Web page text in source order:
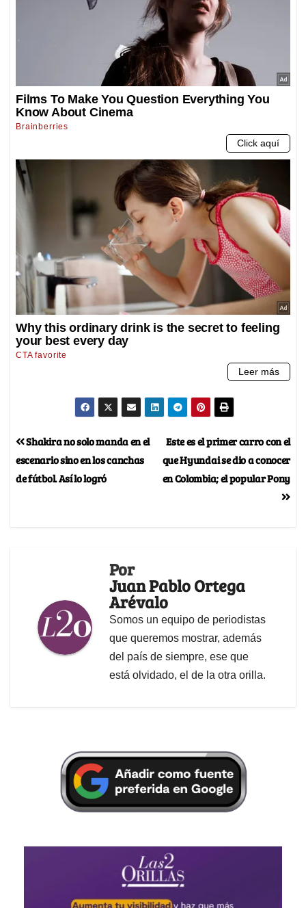
Este es el primer carro con el
que Hyundai se dio a conocer
en Colombia; el popular Pony
Shakira no solo manda en el
escenario sino en los canchas
de fútbol. Así lo logró
Por
Juan Pablo Ortega
Arévalo
Somos un equipo de periodistas
que queremos mostrar, además
del país de siempre, ese que
está olvidado, el de la otra orilla.